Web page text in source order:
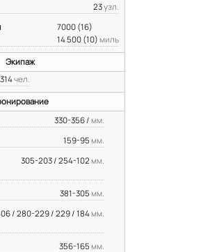
23узл.
7000 (16)
14 500 (10) миль
Экипаж
чел.
330-356 / мм.
159-95 мм.
305-203 / 254-102 мм.
381-305 мм.
/ 280-229 / 229 / 184 мм.
356-165 мм.